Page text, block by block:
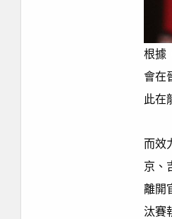
根據
會在
此在
而效
京、
離開
汰賽